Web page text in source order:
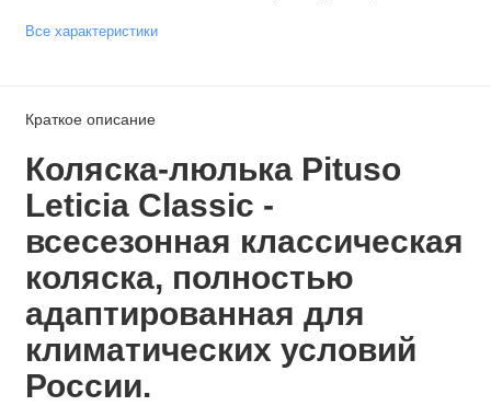
Все характеристики
Краткое описание
Коляска-люлька Pituso
Leticia Classic -
всесезонная классическая
коляска, полностью
адаптированная для
климатических условий
России.